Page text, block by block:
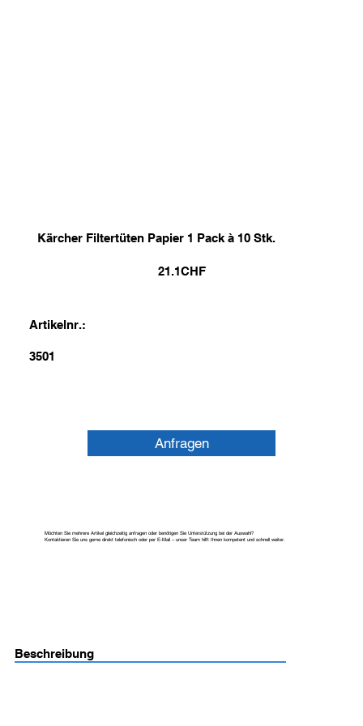
Kärcher Filtertüten Papier 1 Pack à 10 Stk.
21.1CHF
Artikelnr.:
3501
Anfragen
Möchten Sie mehrere Artikel gleichzeitig anfragen oder benötigen Sie Unterstützung bei der Auswahl?
Kontaktieren Sie uns gerne direkt telefonisch oder per E-Mail – unser Team hilft Ihnen kompetent und schnell weiter.
Beschreibung